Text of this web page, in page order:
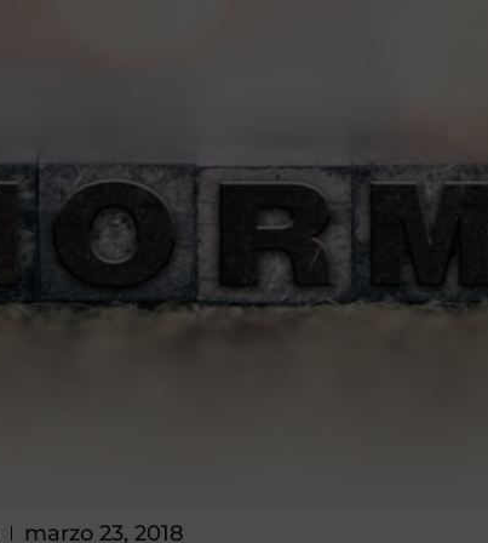
marzo 23, 2018